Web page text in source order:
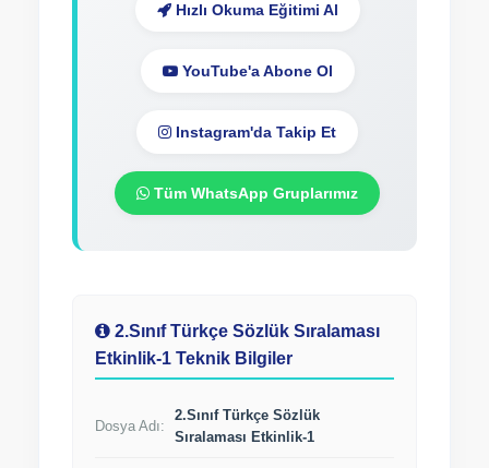
Hızlı Okuma Eğitimi Al
YouTube'a Abone Ol
Instagram'da Takip Et
Tüm WhatsApp Gruplarımız
2.Sınıf Türkçe Sözlük Sıralaması
Etkinlik-1 Teknik Bilgiler
Dosya Adı:
2.Sınıf Türkçe Sözlük
Sıralaması Etkinlik-1